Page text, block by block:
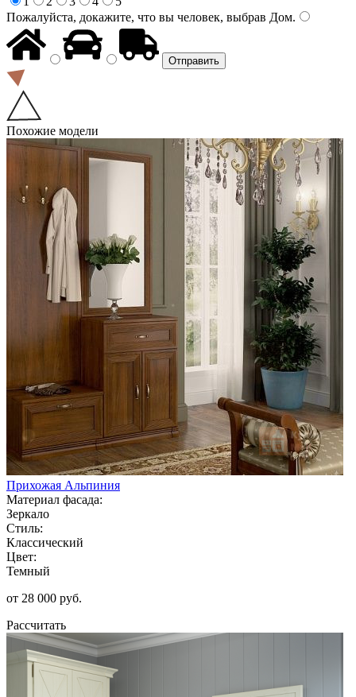
Пожалуйста, докажите, что вы человек, выбрав Дом.
Похожие модели
Прихожая Альпиния
Материал фасада:
Зеркало
Стиль:
Классический
Цвет:
Темный
от 28 000 руб.
Рассчитать